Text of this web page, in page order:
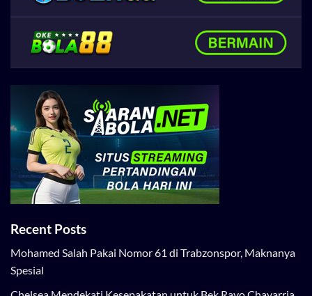
Recent Posts
Mohamed Salah Pakai Nomor 61 di Trabzonspor, Maknanya
Spesial